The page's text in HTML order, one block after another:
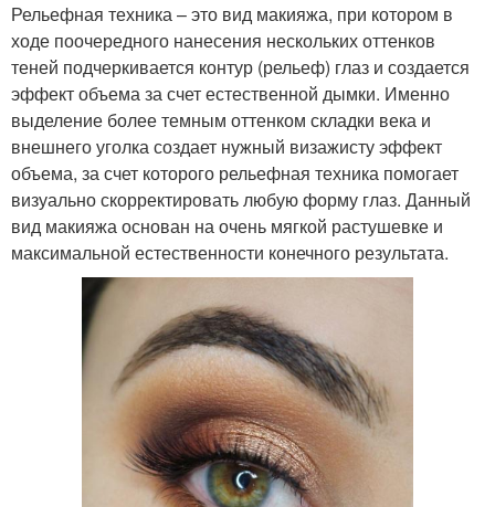
Рельефная техника – это вид макияжа, при котором в
ходе поочередного нанесения нескольких оттенков
теней подчеркивается контур (рельеф) глаз и создается
эффект объема за счет естественной дымки. Именно
выделение более темным оттенком складки века и
внешнего уголка создает нужный визажисту эффект
объема, за счет которого рельефная техника помогает
визуально скорректировать любую форму глаз. Данный
вид макияжа основан на очень мягкой растушевке и
максимальной естественности конечного результата.